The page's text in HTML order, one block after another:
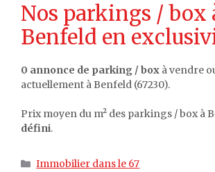
Nos parkings / box
Benfeld en
0 annonce de parking / box à vendre
actuellement à Benfeld (67230).
Prix moyen du m² des parkings / box à
défini.
Catégories
Immobilier dans le 67